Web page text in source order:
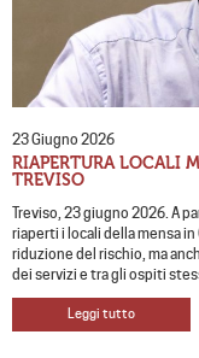
23 Giugno 2026
RIAPERTURA LOCALI
TREVISO
Treviso, 23 giugno 2026. A
riaperti i locali della mensa
riduzione del rischio, ma
dei servizi e tra gli ospiti
Leggi tutto